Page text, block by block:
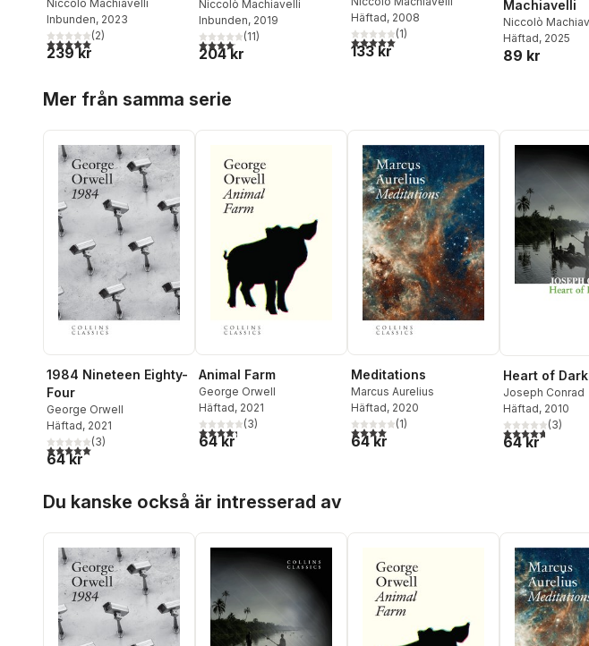
Niccolò Machiavelli
Inbunden, 2023
5,0utav 5 stjärnor. Totalt antal röster:
(2)
239 kr
Niccolò Machiavelli
Inbunden, 2019
4,1utav 5 stjärnor. Totalt antal röster:
(11)
204 kr
Häftad, 2008
5,0utav 5 stjärnor. Totalt antal röster:
(1)
133 kr
Machiavelli
Niccolò
Häftad, 2025
89 kr
Mer från samma serie
1984 Nineteen Eighty-
Four
George Orwell
Häftad, 2021
5,0utav 5 stjärnor. Totalt antal röster:
(3)
64 kr
Animal Farm
George Orwell
Häftad, 2021
4,3utav 5 stjärnor. Totalt antal röster:
(3)
64 kr
Meditations
Marcus Aurelius
Häftad, 2020
4,0utav 5 stjärnor. Totalt antal röster:
(1)
64 kr
Heart of
Joseph Conrad
Häftad, 2010
4,7utav 5(3)
64 kr
Du kanske också är intresserad av